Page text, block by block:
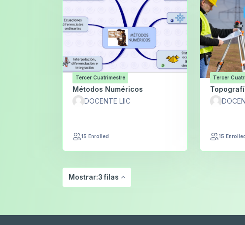
Tercer Cuatrimestre
Métodos Numéricos
DOCENTE LIIC
15 Enrolled
Tercer
15 Enrolled
Mostrar:3 filas